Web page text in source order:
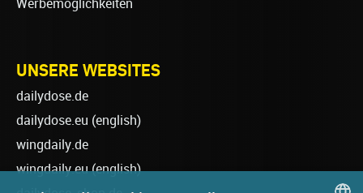
Werbemöglichkeiten
UNSERE WEBSITES
dailydose.de
dailydose.eu (english)
wingdaily.de
wingdaily.eu(english)